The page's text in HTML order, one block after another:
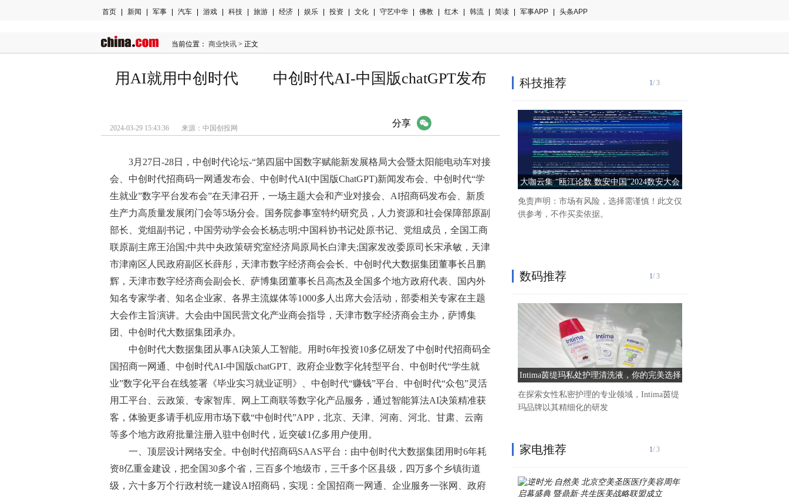
首页 新闻 军事 汽车 游戏 科技 旅游 经济 娱乐 投资 文化 守艺中华 佛教 红木 韩流 简读 军事APP 头条APP
当前位置： 商业快讯 > 正文
用AI就用中创时代 中创时代AI-中国版chatGPT发布
2024-03-29 15:43:36 来源：中国创投网 分享
3月27日-28日，中创时代论坛-“第四届中国数字赋能新发展格局大会暨太阳能电动车对接
会、中创时代招商码一网通发布会、中创时代AI(中国版ChatGPT)新闻发布会、中创时代“学
生就业”数字平台发布会”在天津召开，一场主题大会和产业对接会、AI招商码发布会、新质
生产力高质量发展闭门会等5场分会。国务院参事室特约研究员，人力资源和社会保障部原副
部长、党组副书记，中国劳动学会会长杨志明;中国科协书记处原书记、党组成员，全国工商
联原副主席王治国;中共中央政策研究室经济局原局长白津夫;国家发改委原司长宋承敏，天津
市津南区人民政府副区长薛彤，天津市数字经济商会会长、中创时代大数据集团董事长吕鹏
辉，天津市数字经济商会副会长、萨博集团董事长吕高杰及全国多个地方政府代表、国内外
知名专家学者、知名企业家、各界主流媒体等1000多人出席大会活动，部委相关专家在主题
大会作主旨演讲。大会由中国民营文化产业商会指导，天津市数字经济商会主办，萨博集
团、中创时代大数据集团承办。
中创时代大数据集团从事AI决策人工智能。用时6年投资10多亿研发了中创时代招商码全
国招商一网通、中创时代AI-中国版chatGPT、政府企业数字化转型平台、中创时代“学生就
业”数字化平台在线签署《毕业实习就业证明》、中创时代“赚钱”平台、中创时代“众包”灵活
用工平台、云政策、专家智库、网上工商联等数字化产品服务，通过智能算法AI决策精准获
客，体验更多请手机应用市场下载“中创时代”APP，北京、天津、河南、河北、甘肃、云南
等多个地方政府批量注册入驻中创时代，近突破1亿多用户使用。
一、顶层设计网络安全。中创时代招商码SAAS平台：由中创时代大数据集团用时6年耗
资8亿重金建设，把全国30多个省，三百多个地级市，三千多个区县级，四万多个乡镇街道
级，六十多万个行政村统一建设AI招商码，实现：全国招商一网通、企业服务一张网、政府
科技推荐
大咖云集 “瓯江论数 数安中国”2024数安大会
数享会即将开幕！
免责声明：市场有风险，选择需谨慎！此文仅
供参考，不作买卖依据。
1/ 3
数码推荐
Intima茵缇玛私处护理清洗液，你的完美选择
在探索女性私密护理的专业领域，Intima茵缇
玛品牌以其精细化的研发
1/ 3
家电推荐 1/ 3